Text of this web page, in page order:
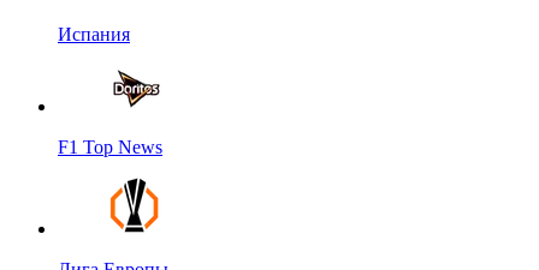
Испания
F1 Top News